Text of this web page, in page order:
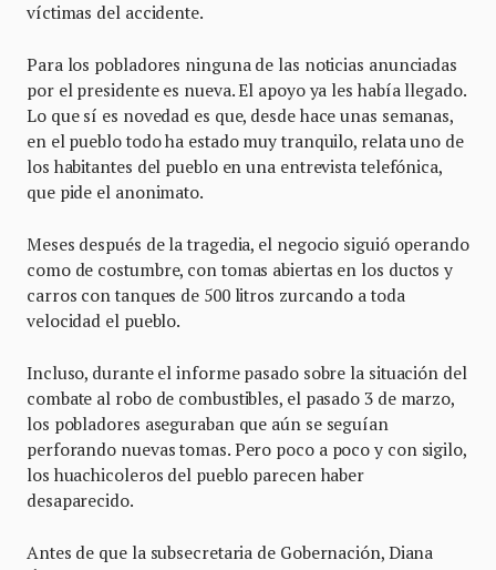
víctimas del accidente.
Para los pobladores ninguna de las noticias anunciadas
por el presidente es nueva. El apoyo ya les había llegado.
Lo que sí es novedad es que, desde hace unas semanas,
en el pueblo todo ha estado muy tranquilo, relata uno de
los habitantes del pueblo en una entrevista telefónica,
que pide el anonimato.
Meses después de la tragedia, el negocio siguió operando
como de costumbre, con tomas abiertas en los ductos y
carros con tanques de 500 litros zurcando a toda
velocidad el pueblo.
Incluso, durante el informe pasado sobre la situación del
combate al robo de combustibles, el pasado 3 de marzo,
los pobladores aseguraban que aún se seguían
perforando nuevas tomas. Pero poco a poco y con sigilo,
los huachicoleros del pueblo parecen haber
desaparecido.
Antes de que la subsecretaria de Gobernación, Diana